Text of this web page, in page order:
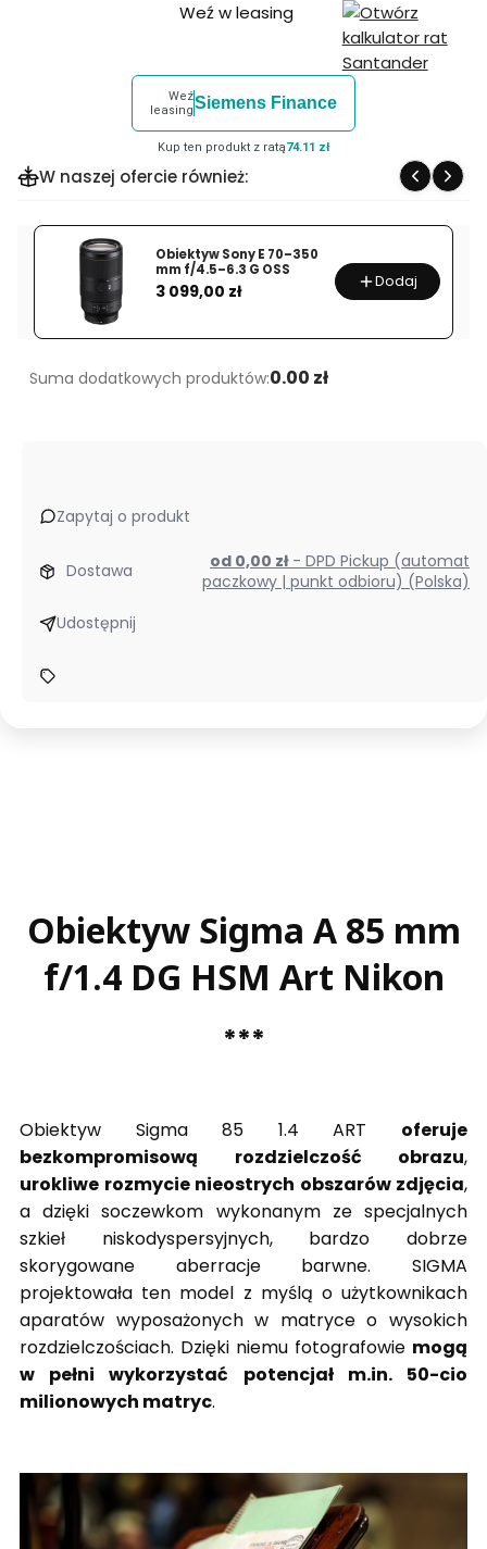
Weź w leasing
Weź
leasingSiemens Finance
Kup ten produkt z ratą74.11 zł
W naszej ofercie również:
Obiektyw Sony E 70–350
mm f/4.5–6.3 G OSS
Cena
3 099,00 zł Dodaj
Suma dodatkowych produktów:0.00 zł
Zapytaj o produkt
Dostawa od 0,00 zł - DPD Pickup (automat
paczkowy | punkt odbioru) (Polska)
Udostępnij
Obiektyw Sigma A 85 mm
f/1.4 DG HSM Art Nikon
***
Obiektyw Sigma 85 1.4 ART oferuje
bezkompromisową rozdzielczość obrazu,
urokliwe rozmycie nieostrych obszarów zdjęcia,
a dzięki soczewkom wykonanym ze specjalnych
szkieł niskodyspersyjnych, bardzo dobrze
skorygowane aberracje barwne. SIGMA
projektowała ten model z myślą o użytkownikach
aparatów wyposażonych w matryce o wysokich
rozdzielczościach. Dzięki niemu fotografowie mogą
w pełni wykorzystać potencjał m.in. 50-cio
milionowych matryc.